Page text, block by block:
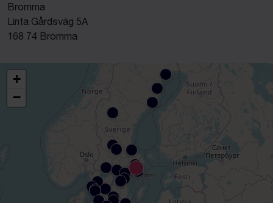
Bromma
Linta Gårdsväg 5A
168 74 Bromma
+
−